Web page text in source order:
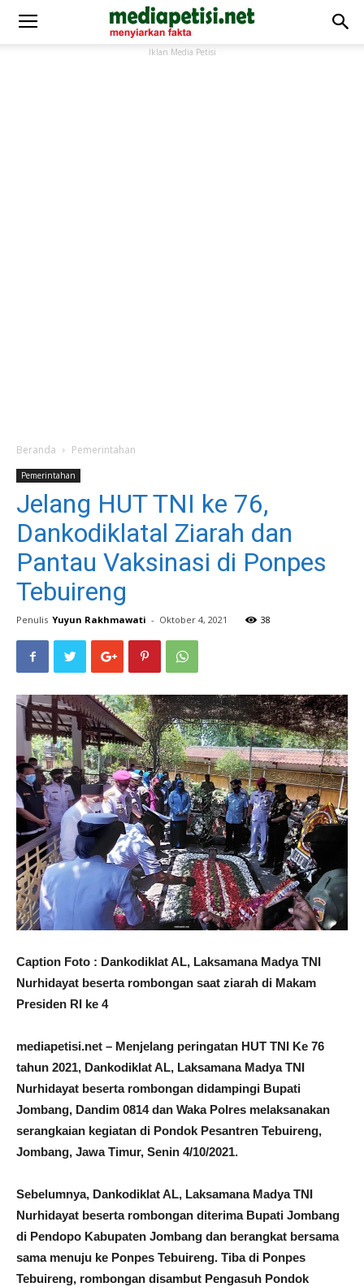
Iklan Media Petisi
Beranda Pemerintahan
Pemerintahan
Jelang HUT TNI ke 76,
Dankodiklatal Ziarah dan
Pantau Vaksinasi di Ponpes
Tebuireng
Penulis Yuyun Rakhmawati - Oktober 4, 2021 38
Caption Foto : Dankodiklat AL, Laksamana Madya TNI
Nurhidayat beserta rombongan saat ziarah di Makam
Presiden RI ke 4
mediapetisi.net – Menjelang peringatan HUT TNI Ke 76
tahun 2021, Dankodiklat AL, Laksamana Madya TNI
Nurhidayat beserta rombongan didampingi Bupati
Jombang, Dandim 0814 dan Waka Polres melaksanakan
serangkaian kegiatan di Pondok Pesantren Tebuireng,
Jombang, Jawa Timur, Senin 4/10/2021.
Sebelumnya, Dankodiklat AL, Laksamana Madya TNI
Nurhidayat beserta rombongan diterima Bupati Jombang
di Pendopo Kabupaten Jombang dan berangkat bersama
sama menuju ke Ponpes Tebuireng. Tiba di Ponpes
Tebuireng, rombongan disambut Pengasuh Pondok